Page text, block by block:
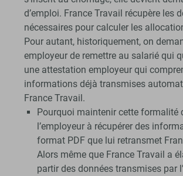
d’emploi. France Travail récupère les
nécessaires pour calculer les
Pour autant, historiquement, on
employeur de remettre au salarié qui
une attestation employeur qui
informations déjà transmises
France Travail.
Pourquoi maintenir cette formalité
l’employeur à récupérer des
format PDF que lui retransmet
Alors même que France Travail a
partir des données transmises par